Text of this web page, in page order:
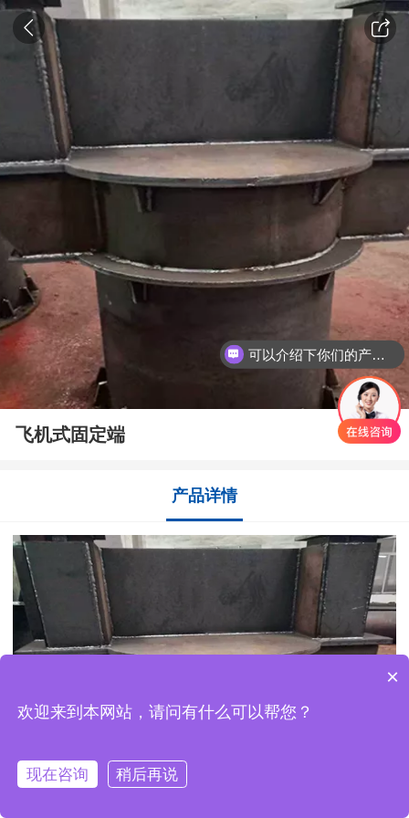
飞机式固定端
产品详情
可以介绍下你们的产品么
×
欢迎来到本网站，请问有什么可以帮您？
现在咨询 稍后再说